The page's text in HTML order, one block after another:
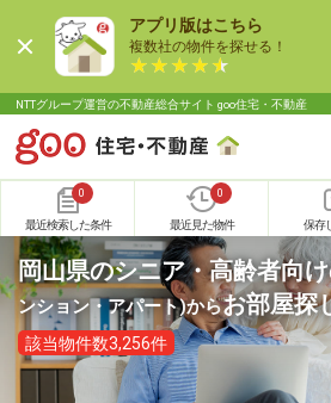
アプリ版はこちら
複数社の物件を探せる！
NTTグループ運営の不動産総合サイト goo住宅・不動産
0
最近検索した条件
0
最近見た物件 保存
岡山県のシニア・高齢者向
ンション・アパート)からお部屋探
該当物件数3,256件